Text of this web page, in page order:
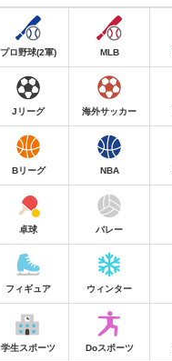
プロ野球(2軍) MLB
Jリーグ 海外サッカー
Bリーグ NBA
卓球 バレー
フィギュア ウィンター
学生スポーツ Doスポーツ